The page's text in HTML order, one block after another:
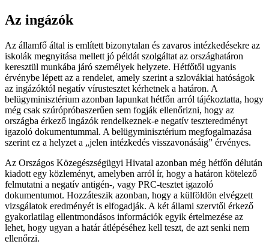
Az ingázók
Az államfő által is említett bizonytalan és zavaros intézkedésekre az
iskolák megnyitása mellett jó példát szolgáltat az országhatáron
keresztül munkába járó személyek helyzete. Hétfőtől ugyanis
érvénybe lépett az a rendelet, amely szerint a szlovákiai hatóságok
az ingázóktól negatív vírustesztet kérhetnek a határon. A
belügyminisztérium azonban lapunkat hétfőn arról tájékoztatta, hogy
még csak szúrópróbaszerűen sem fogják ellenőrizni, hogy az
országba érkező ingázók rendelkeznek-e negatív teszteredményt
igazoló dokumentummal. A belügyminisztérium megfogalmazása
szerint ez a helyzet a „jelen intézkedés visszavonásáig” érvényes.
Az Országos Közegészségügyi Hivatal azonban még hétfőn délután
kiadott egy közleményt, amelyben arról ír, hogy a határon kötelező
felmutatni a negatív antigén-, vagy PRC-tesztet igazoló
dokumentumot. Hozzáteszik azonban, hogy a külföldön elvégzett
vizsgálatok eredményét is elfogadják. A két állami szervtől érkező
gyakorlatilag ellentmondásos információk egyik értelmezése az
lehet, hogy ugyan a határ átlépéséhez kell teszt, de azt senki nem
ellenőrzi.